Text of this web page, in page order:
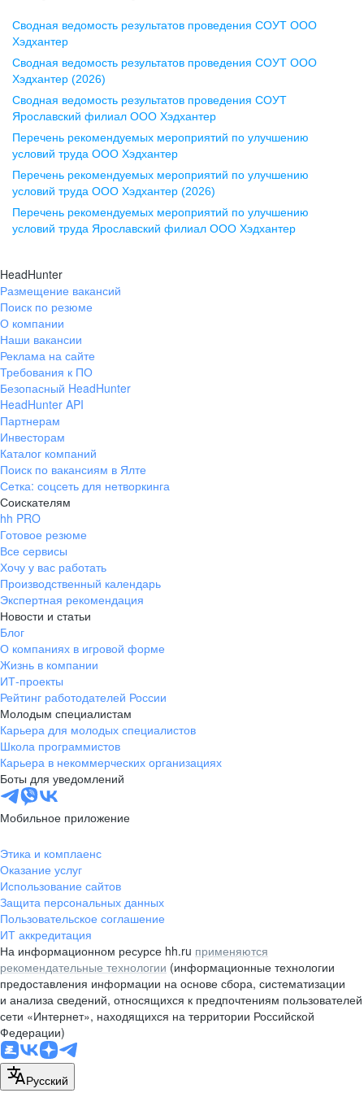
Воронеж
ул. Комиссаржевской, д. 10,
офис 1212
+7 473 280-05-05
pr@vrn.hh.ru
ул. Спартаковская, д. 2А, этаж 3,
помещение 15
+7 843 212-12-50
Екатеринбург
ул. Боевых Дружин, стр. 20,
+7 343 226-79-99
pr@ural.hh.ru
ул. Янковского, д. 169, 7 этаж,
706 каб.
+7 861 205-55-57
pr@krd.hh.ru
Владивосток
пер. Ланинский д. 4, офис 3.4
+7 423 202-33-28
pr@dv.hh.ru
Новосибирск
ул. Большевистская, д. 35,
помещение 21
+7 383 207-94-64
pr@nsk.hh.ru
Минск
пр-т Дзержинского, д. 57,
10 этаж, помещение 45-1
pr@rabota.by
Алматы
пр. Абая, д. 151, БЦ Алатау,
12 этаж, офис 1209
+7 727 232-13-13
pr@headhunter.com.kz
Сводная ведомость результатов проведения СОУТ ООО
Хэдхантер
Сводная ведомость результатов проведения СОУТ ООО
Хэдхантер (2026)
Сводная ведомость результатов проведения СОУТ
Ярославский филиал ООО Хэдхантер
Перечень рекомендуемых мероприятий по улучшению
условий труда ООО Хэдхантер
Перечень рекомендуемых мероприятий по улучшению
условий труда ООО Хэдхантер (2026)
Перечень рекомендуемых мероприятий по улучшению
условий труда Ярославский филиал ООО Хэдхантер
HeadHunter
Размещение вакансий
Поиск по резюме
О компании
Наши вакансии
Реклама на сайте
Требования к ПО
Безопасный HeadHunter
HeadHunter API
Партнерам
Инвесторам
Каталог компаний
Поиск по вакансиям в Ялте
Сетка: соцсеть для нетворкинга
Соискателям
hh PRO
Готовое резюме
Все сервисы
Хочу у вас работать
Производственный календарь
Экспертная рекомендация
Новости и статьи
Блог
О компаниях в игровой форме
Жизнь в компании
ИТ-проекты
Рейтинг работодателей России
Молодым специалистам
Карьера для молодых специалистов
Школа программистов
Карьера в некоммерческих организациях
Боты для уведомлений
Мобильное приложение
Этика и комплаенс
Оказание услуг
Использование сайтов
Защита персональных данных
Пользовательское соглашение
ИТ аккредитация
На информационном ресурсе hh.ru применяются
рекомендательные технологии (информационные технологии
предоставления информации на основе сбора, систематизации
и анализа сведений, относящихся к предпочтениям пользователей
сети «Интернет», находящихся на территории Российской
Федерации)
Русский